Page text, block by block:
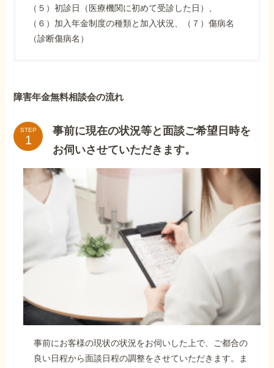
（５）初診日（医療機関に初めて受診した日）、
（６）加入年金制度の種類と加入状況、（７）傷病名
（診断傷病名）
障害年金無料相談会の流れ
STEP
事前に現在の状況等と面談ご希望日時を
お伺いさせていただきます。
事前にお客様の現状の状況をお伺いした上で、ご都合の
良い日程から面談日程の調整をさせていただきます。ま